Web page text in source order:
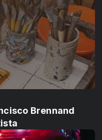
Brennand